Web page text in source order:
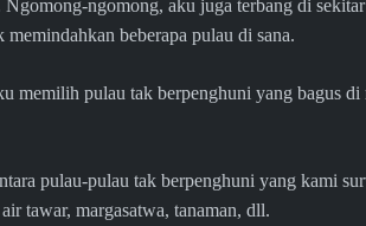
Ngomong-ngomong, aku juga terbang di
beberapa pulau di sana.
memilih pulau tak berpenghuni yang bagus di
pulau-pulau tak berpenghuni yang kami
tawar, margasatwa, tanaman, dll.